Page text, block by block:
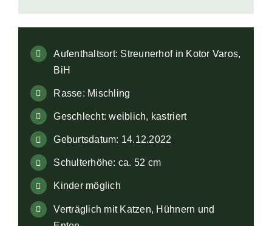
Aufenthaltsort: Streunerhof in Kotor Varos,
BiH
Rasse: Mischling
Geschlecht: weiblich, kastriert
Geburtsdatum: 14.12.2022
Schulterhöhe: ca. 52 cm
Kinder möglich
Verträglich mit Katzen, Hühnern und